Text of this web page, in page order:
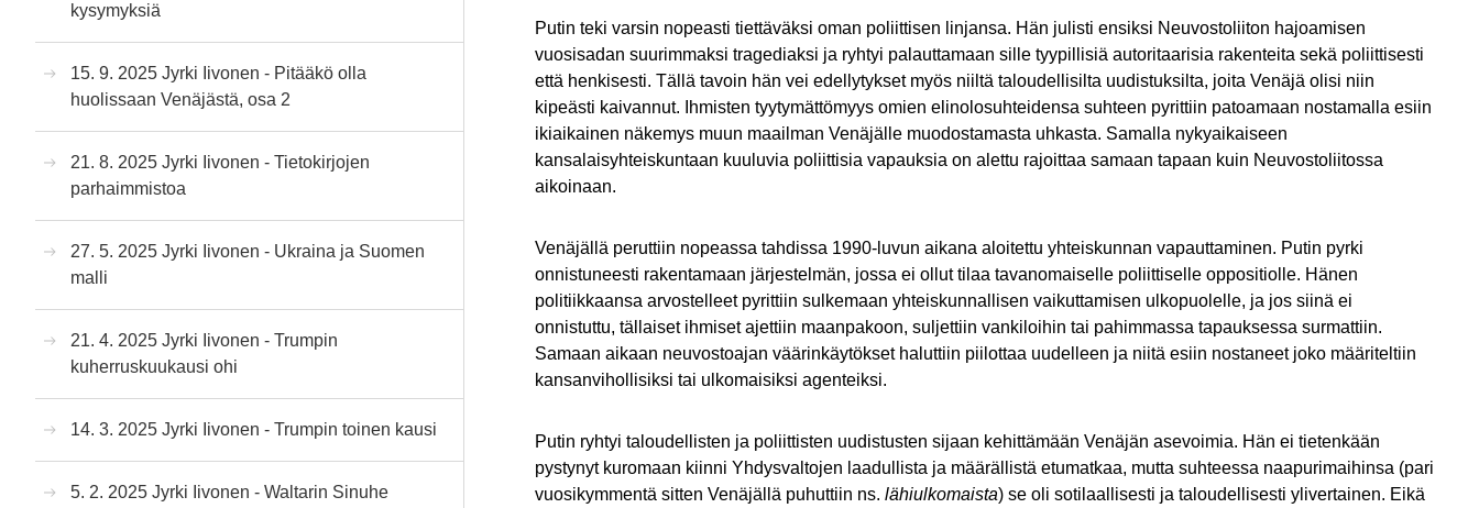
Putin teki varsin nopeasti tiettäväksi oman poliittisen linjansa. Hän julisti ensiksi Neuvostoliiton hajoamisen
vuosisadan suurimmaksi tragediaksi ja ryhtyi palauttamaan sille tyypillisiä autoritaarisia rakenteita sekä poliittisesti
että henkisesti. Tällä tavoin hän vei edellytykset myös niiltä taloudellisilta uudistuksilta, joita Venäjä olisi niin
kipeästi kaivannut. Ihmisten tyytymättömyys omien elinolosuhteidensa suhteen pyrittiin patoamaan nostamalla esiin
ikiaikainen näkemys muun maailman Venäjälle muodostamasta uhkasta. Samalla nykyaikaiseen
kansalaisyhteiskuntaan kuuluvia poliittisia vapauksia on alettu rajoittaa samaan tapaan kuin Neuvostoliitossa
aikoinaan.
Venäjällä peruttiin nopeassa tahdissa 1990-luvun aikana aloitettu yhteiskunnan vapauttaminen. Putin pyrki
onnistuneesti rakentamaan järjestelmän, jossa ei ollut tilaa tavanomaiselle poliittiselle oppositiolle. Hänen
politiikkaansa arvostelleet pyrittiin sulkemaan yhteiskunnallisen vaikuttamisen ulkopuolelle, ja jos siinä ei
onnistuttu, tällaiset ihmiset ajettiin maanpakoon, suljettiin vankiloihin tai pahimmassa tapauksessa surmattiin.
Samaan aikaan neuvostoajan väärinkäytökset haluttiin piilottaa uudelleen ja niitä esiin nostaneet joko määriteltiin
kansanvihollisiksi tai ulkomaisiksi agenteiksi.
Putin ryhtyi taloudellisten ja poliittisten uudistusten sijaan kehittämään Venäjän asevoimia. Hän ei tietenkään
pystynyt kuromaan kiinni Yhdysvaltojen laadullista ja määrällistä etumatkaa, mutta suhteessa naapurimaihinsa (pari
vuosikymmentä sitten Venäjällä puhuttiin ns. lähiulkomaista) se oli sotilaallisesti ja taloudellisesti ylivertainen. Eikä
kysymyksiä
15. 9. 2025 Jyrki Iivonen - Pitääkö olla
huolissaan Venäjästä, osa 2
21. 8. 2025 Jyrki Iivonen - Tietokirjojen
parhaimmistoa
27. 5. 2025 Jyrki Iivonen - Ukraina ja Suomen
malli
21. 4. 2025 Jyrki Iivonen - Trumpin
kuherruskuukausi ohi
14. 3. 2025 Jyrki Iivonen - Trumpin toinen kausi
5. 2. 2025 Jyrki Iivonen - Waltarin Sinuhe